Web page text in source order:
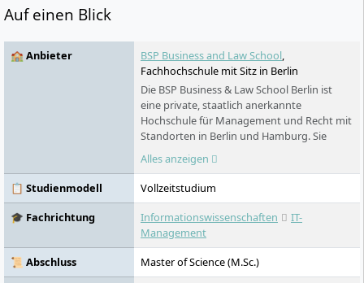
Auf einen Blick
🏫 Anbieter BSP Business and Law School,
Fachhochschule mit Sitz in Berlin
Die BSP Business & Law School Berlin ist
eine private, staatlich anerkannte
Hochschule für Management und Recht mit
Standorten in Berlin und Hamburg. Sie
bietet anwendungsorientierte
Studiengänge in den Bereichen Wirtschaft,
Sport, Kreativwirtschaft und Recht an. Ihre
Universitäten gleichgestellt und bietet das
Staatsexamen an.
Alles anzeigen
📋 Studienmodell
Vollzeitstudium
🎓 Fachrichtung
Informationswissenschaften
IT-
Management
📜 Abschluss
Master of Science (M.Sc.)